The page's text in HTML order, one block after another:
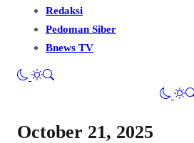
Redaksi
Pedoman Siber
Bnews TV
October 21, 2025